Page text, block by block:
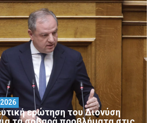
ερώτηση του Διονύση